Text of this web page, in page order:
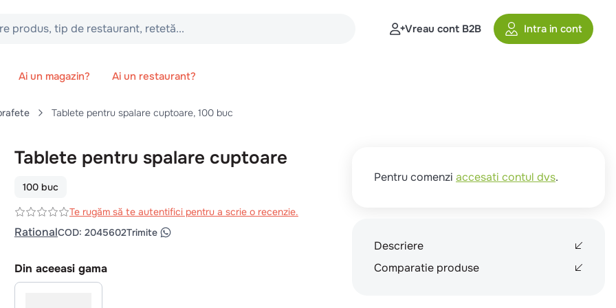
tip de restaurant, retetă...
Vreau cont B2B Intra in cont
Ai un magazin? Ai un restaurant?
Tablete pentru spalare cuptoare, 100 buc
Tablete pentru spalare cuptoare
100 buc
Te rugăm să te autentifici pentru a scrie o recenzie.
RationalCOD: 2045602Trimite
Din aceeasi gama
Pentru comenzi accesati contul dvs.
Descriere
Comparatie produse